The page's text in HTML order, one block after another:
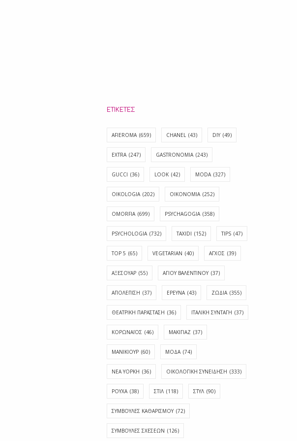
ΕΤΙΚΈΤΕΣ
AFIEROMA (659) CHANEL (43) DIY (49)
EXTRA (247) GASTRONOMIA (243)
GUCCI (36) LOOK (42) MODA (327)
OIKOLOGIA (202) OIKONOMIA (252)
OMORFIA (699) PSYCHAGOGIA (358)
PSYCHOLOGIA (732) TAXIDI (152) TIPS (47)
TOP 5 (65) VEGETARIAN (40) ΑΓΧΟΣ (39)
ΑΞΕΣΟΥΑΡ (55) ΑΓΊΟΥ ΒΑΛΕΝΤΊΝΟΥ (37)
ΑΠΟΛΈΠΙΣΗ (37) ΕΡΕΥΝΑ (43) ΖΩΔΙΑ (355)
ΘΕΑΤΡΙΚΗ ΠΑΡΑΣΤΑΣΗ (36) ΙΤΑΛΙΚΗ ΣΥΝΤΑΓΗ (37)
ΚΟΡΩΝΑΪΟΣ (46) ΜΑΚΙΓΙΑΖ (37)
ΜΑΝΙΚΙΟΥΡ (60) ΜΟΔΑ (74)
ΝΕΑ ΥΟΡΚΗ (36) ΟΙΚΟΛΟΓΙΚΗ ΣΥΝΕΙΔΗΣΗ (333)
ΡΟΥΧΑ (38) ΣΤΙΛ (118) ΣΤΥΛ (90)
ΣΥΜΒΟΥΛΕΣ ΚΑΘΑΡΙΣΜΟΥ (72)
ΣΥΜΒΟΥΛΕΣ ΣΧΕΣΕΩΝ (126)